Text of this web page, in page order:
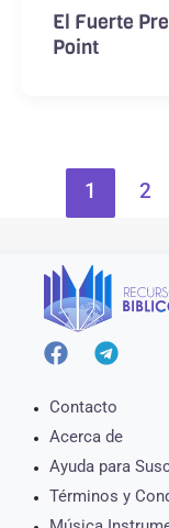
El Fuerte
Point
1 2
Contacto
Acerca de
Ayuda para
Términos y